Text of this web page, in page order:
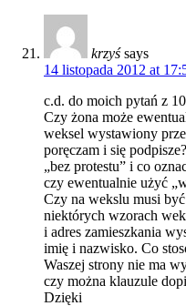
krzyś says
14 listopada 2012 at
c.d. do moich pytań z
Czy żona może
weksel wystawiony
poręczam i się
„bez protestu” i co
czy ewentualnie użyć
Czy na wekslu musi
niektórych wzorach
i adres zamieszkania
imię i nazwisko. Co
Waszej strony nie ma
czy można klauzule
Dzięki